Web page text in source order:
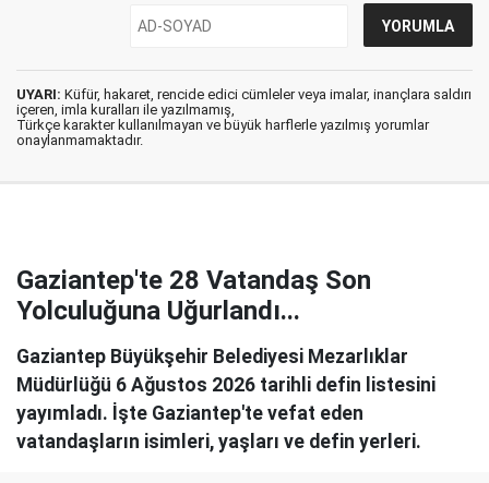
UYARI: Küfür, hakaret, rencide edici cümleler veya imalar, inançlara saldırı
içeren, imla kuralları ile yazılmamış,
Türkçe karakter kullanılmayan ve büyük harflerle yazılmış yorumlar
onaylanmamaktadır.
Gaziantep'te 28 Vatandaş Son
Yolculuğuna Uğurlandı...
Gaziantep Büyükşehir Belediyesi Mezarlıklar
Müdürlüğü 6 Ağustos 2026 tarihli defin listesini
yayımladı. İşte Gaziantep'te vefat eden
vatandaşların isimleri, yaşları ve defin yerleri.